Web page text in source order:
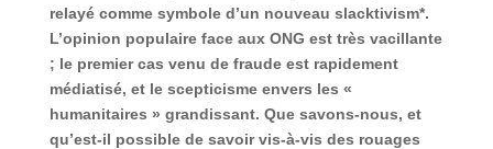
relayé comme symbole d’un nouveau slacktivism*.
L’opinion populaire face aux ONG est très vacillante
; le premier cas venu de fraude est rapidement
médiatisé, et le scepticisme envers les «
humanitaires » grandissant. Que savons-nous, et
qu’est-il possible de savoir vis-à-vis des rouages